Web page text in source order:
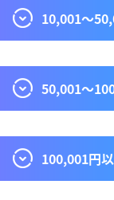
10,001〜
50,001〜
100,001円